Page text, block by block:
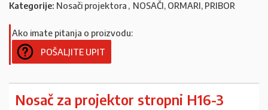
Kategorije: Nosači projektora , NOSAČI, ORMARI, PRIBOR
Ako imate pitanja o proizvodu:
POŠALJITE UPIT
Nosač za projektor stropni H16-3